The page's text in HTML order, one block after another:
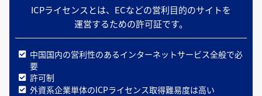
ICPライセンスとは、ECなどの営利目的のサイトを
運営するための許可証です。
中国国内の営利性のあるインターネットサービス全般で必
要
許可制
外資系企業単体のICPライセンス取得難易度は高い